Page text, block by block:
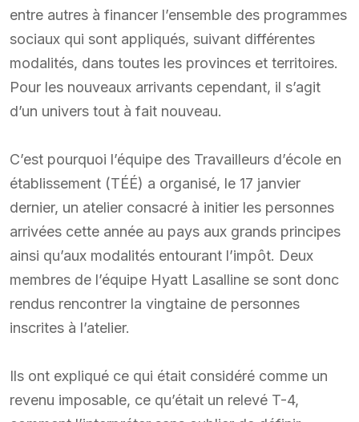
entre autres à financer l’ensemble des programmes
sociaux qui sont appliqués, suivant différentes
modalités, dans toutes les provinces et territoires.
Pour les nouveaux arrivants cependant, il s’agit
d’un univers tout à fait nouveau.
C’est pourquoi l’équipe des Travailleurs d’école en
établissement (TÉÉ) a organisé, le 17 janvier
dernier, un atelier consacré à initier les personnes
arrivées cette année au pays aux grands principes
ainsi qu’aux modalités entourant l’impôt. Deux
membres de l’équipe Hyatt Lasalline se sont donc
rendus rencontrer la vingtaine de personnes
inscrites à l’atelier.
Ils ont expliqué ce qui était considéré comme un
revenu imposable, ce qu’était un relevé T-4,